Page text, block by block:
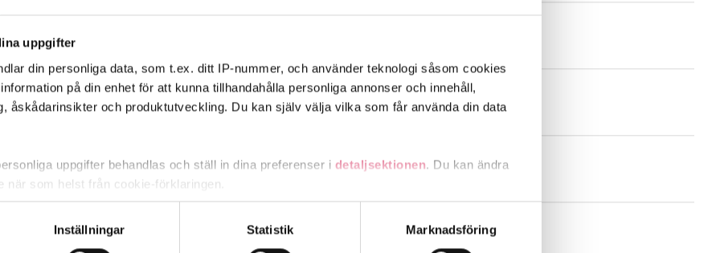
uppgifter
din personliga data, som t.ex. ditt IP-nummer, och använder teknologi såsom cookies
på din enhet för att kunna tillhandahålla personliga annonser och innehåll,
åskådarinsikter och produktutveckling. Du kan själv välja vilka som får använda din data
uppgifter behandlas och ställ in dina preferenser i detaljsektionen. Du kan ändra
när som helst från cookie-förklaringen.
för att anpassa innehållet och annonserna till användarna, tillhandahålla funktioner för
vår trafik. Vi vidarebefordrar även sådana identifierare och annan information från din enhet
Inställningar Statistik Marknadsföring
om lönebetalning och beredskap under drönarhot